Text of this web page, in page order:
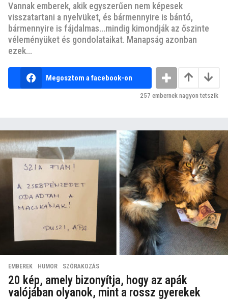
Vannak emberek, akik egyszerűen nem képesek
visszatartani a nyelvüket, és bármennyire is bántó,
bármennyire is fájdalmas...mindig kimondják az őszinte
véleményüket és gondolataikat. Manapság azonban
ezek...
Megosztom a facebook-on
257 embernek nagyon tetszik
EMBEREK ,HUMOR ,SZÓRAKOZÁS
20 kép, amely bizonyítja, hogy az apák
valójában olyanok, mint a rossz gyerekek